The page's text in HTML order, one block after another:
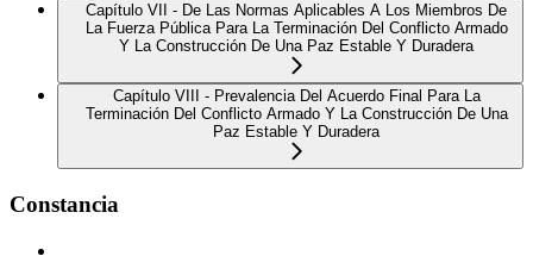
Capítulo VII - De Las Normas Aplicables A Los Miembros De
La Fuerza Pública Para La Terminación Del Conflicto Armado
Y La Construcción De Una Paz Estable Y Duradera
Capítulo VIII - Prevalencia Del Acuerdo Final Para La
Terminación Del Conflicto Armado Y La Construcción De Una
Paz Estable Y Duradera
Constancia